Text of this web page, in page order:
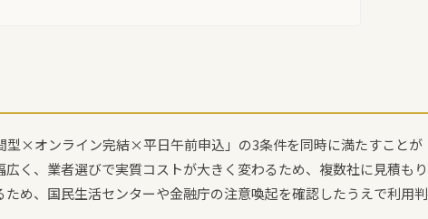
型×オンライン完結×平日午前申込」の3条件を同時に満たすことが
く、業者選びで実質コストが大きく変わるため、複数社に見積もり
め、国民生活センターや金融庁の注意喚起を確認したうえで利用判